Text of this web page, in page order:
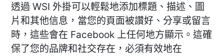
透過 WSI 外掛可以輕鬆地添加標題、描述、圖
片和其他信息，當您的頁面被讚好、分享或留言
時，這些會在 Facebook 上任何地方顯示。這確
保了您的品牌和社交存在，必須有效地在